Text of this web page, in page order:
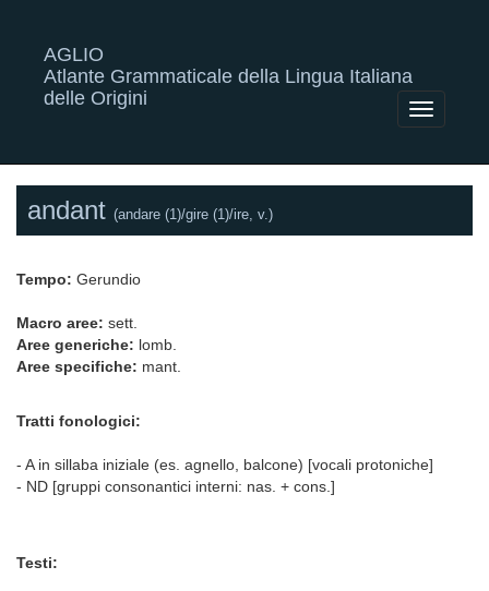
AGLIO
Atlante Grammaticale della Lingua Italiana
delle Origini
Toggle
andant (andare (1)/gire (1)/ire, v.)
Tempo: Gerundio
Macro aree: sett.
Aree generiche: lomb.
Aree specifiche: mant.
Tratti fonologici:
- A in sillaba iniziale (es. agnello, balcone) [vocali protoniche]
- ND [gruppi consonantici interni: nas. + cons.]
Testi: